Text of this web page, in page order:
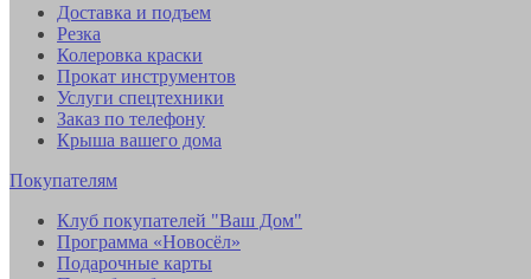
Доставка и подъем
Резка
Колеровка краски
Прокат инструментов
Услуги спецтехники
Заказ по телефону
Крыша вашего дома
Покупателям
Клуб покупателей "Ваш Дом"
Программа «Новосёл»
Подарочные карты